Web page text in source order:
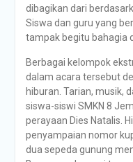
dibagikan dari
Siswa dan guru yang
tampak begitu bahagia
Berbagai kelompok
dalam acara tersebut
hiburan. Tarian, musik,
siswa-siswi SMKN 8
perayaan Dies Natalis.
penyampaian nomor
dua sepeda gunung